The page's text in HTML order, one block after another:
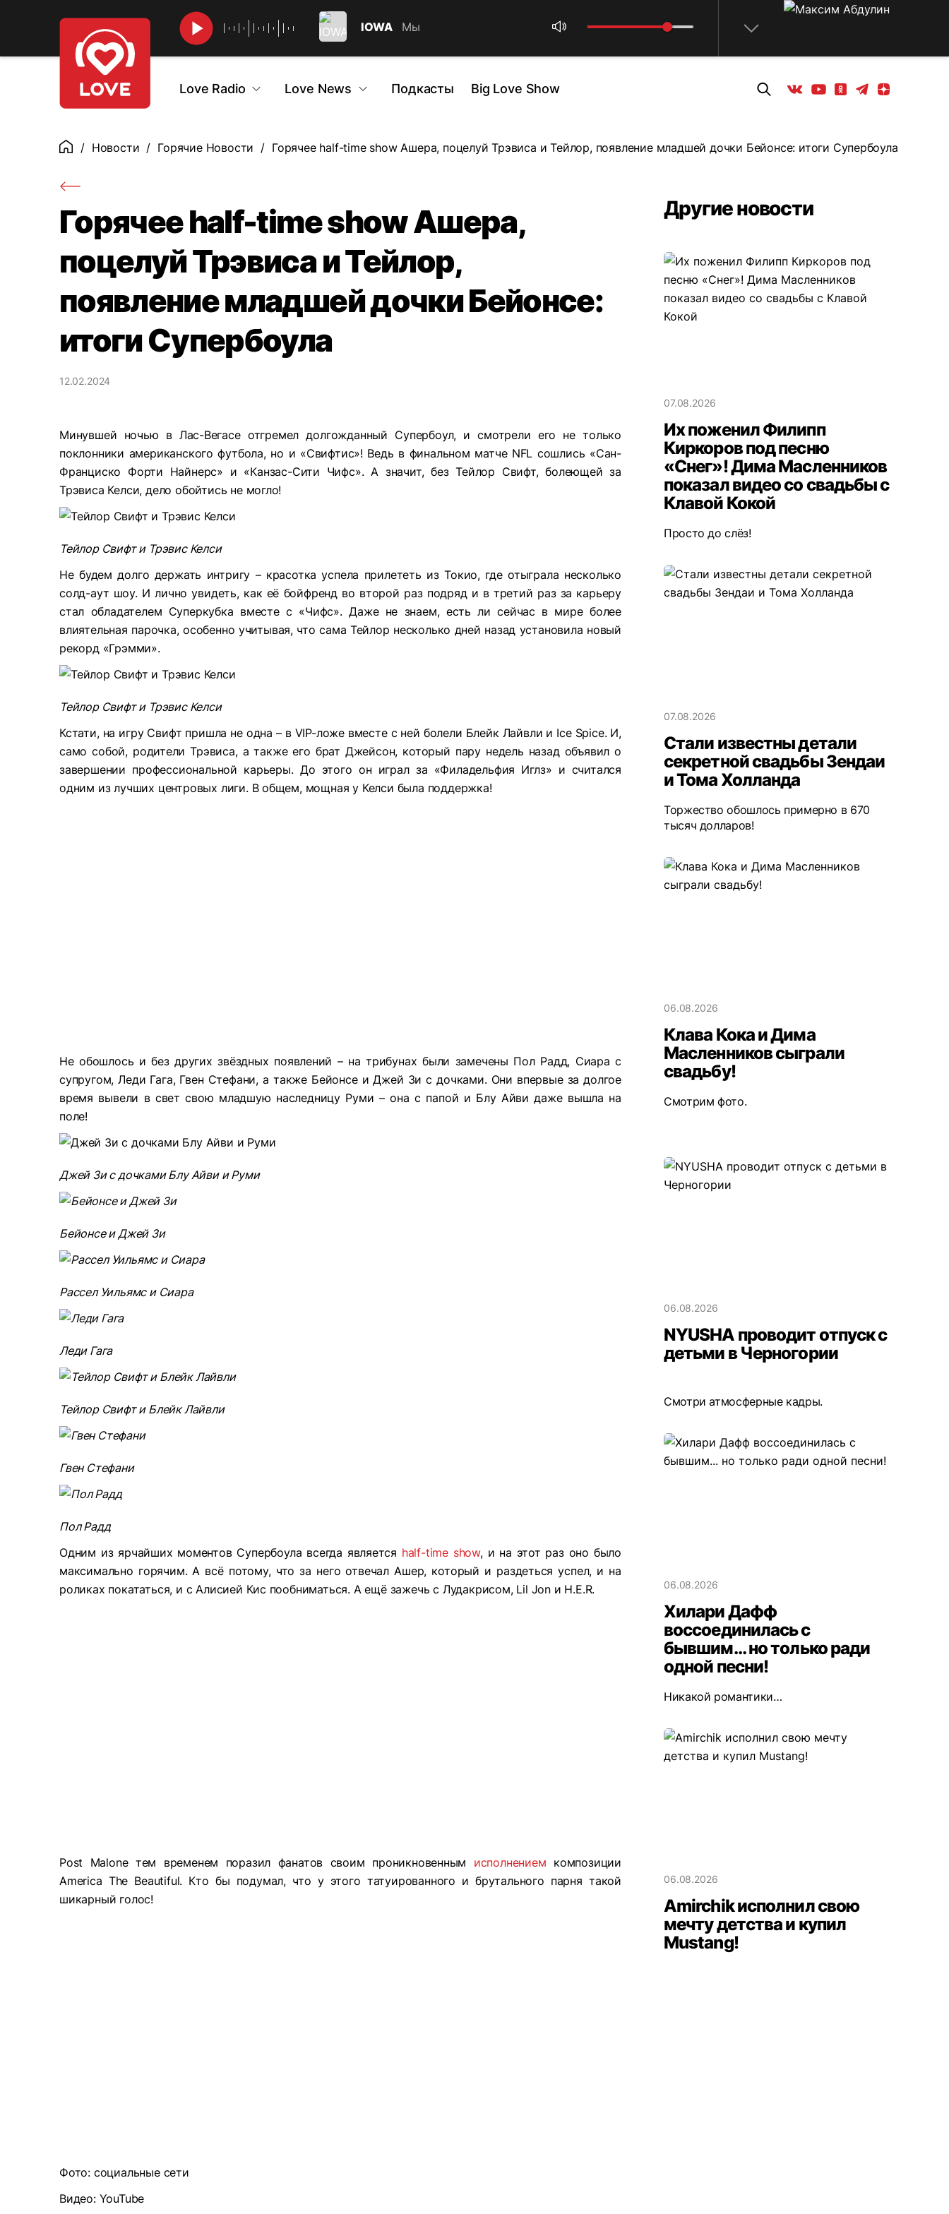
IOWA Мы
Love Radio Love News Подкасты Big Love Show Вконтакте
YoutubeОдноклассники
ТелеграмЯндекс дзен
ГлавнаяНовости Горячие Новости Горячее half-time show Ашера, поцелуй Трэвиса и Тейлор, появление младшей дочки Бейонсе: итоги Супербоула
Горячее half-time show Ашера,
поцелуй Трэвиса и Тейлор,
появление младшей дочки Бейонсе:
итоги Супербоула
12.02.2024
Минувшей ночью в Лас-Вегасе отгремел долгожданный Супербоул, и смотрели его не только
поклонники американского футбола, но и «Свифтис»! Ведь в финальном матче NFL сошлись «Сан-
Франциско Форти Найнерс» и «Канзас-Сити Чифс». А значит, без Тейлор Свифт, болеющей за
Трэвиса Келси, дело обойтись не могло!
Тейлор Свифт и Трэвис Келси
Не будем долго держать интригу – красотка успела прилететь из Токио, где отыграла несколько
солд-аут шоу. И лично увидеть, как её бойфренд во второй раз подряд и в третий раз за карьеру
стал обладателем Суперкубка вместе с «Чифс». Даже не знаем, есть ли сейчас в мире более
влиятельная парочка, особенно учитывая, что сама Тейлор несколько дней назад установила новый
рекорд «Грэмми».
Тейлор Свифт и Трэвис Келси
Кстати, на игру Свифт пришла не одна – в VIP-ложе вместе с ней болели Блейк Лайвли и Ice Spice. И,
само собой, родители Трэвиса, а также его брат Джейсон, который пару недель назад объявил о
завершении профессиональной карьеры. До этого он играл за «Филадельфия Иглз» и считался
одним из лучших центровых лиги. В общем, мощная у Келси была поддержка!
Не обошлось и без других звёздных появлений – на трибунах были замечены Пол Радд, Сиара с
супругом, Леди Гага, Гвен Стефани, а также Бейонсе и Джей Зи с дочками. Они впервые за долгое
время вывели в свет свою младшую наследницу Руми – она с папой и Блу Айви даже вышла на
поле!
Джей Зи с дочками Блу Айви и Руми
Бейонсе и Джей Зи
Рассел Уильямс и Сиара
Леди Гага
Тейлор Свифт и Блейк Лайвли
Гвен Стефани
Пол Радд
Одним из ярчайших моментов Супербоула всегда является half-time show, и на этот раз оно было
максимально горячим. А всё потому, что за него отвечал Ашер, который и раздеться успел, и на
роликах покататься, и с Алисией Кис пообниматься. А ещё зажечь с Лудакрисом, Lil Jon и H.E.R.
Post Malone тем временем поразил фанатов своим проникновенным исполнением композиции
America The Beautiful. Кто бы подумал, что у этого татуированного и брутального парня такой
шикарный голос!
Фото: социальные сети
Видео: YouTube
Другие новости
07.08.2026
Их поженил Филипп
Киркоров под песню
«Снег»! Дима Масленников
показал видео со свадьбы с
Клавой Кокой
Просто до слёз!
07.08.2026
Стали известны детали
секретной свадьбы Зендаи
и Тома Холланда
Торжество обошлось примерно в 670
тысяч долларов!
06.08.2026
Клава Кока и Дима
Масленников сыграли
свадьбу!
Смотрим фото.
06.08.2026
NYUSHA проводит отпуск с
детьми в Черногории
Смотри атмосферные кадры.
06.08.2026
Хилари Дафф
воссоединилась с
бывшим... но только ради
одной песни!
Никакой романтики…
06.08.2026
Amirchik исполнил свою
мечту детства и купил
Mustang!